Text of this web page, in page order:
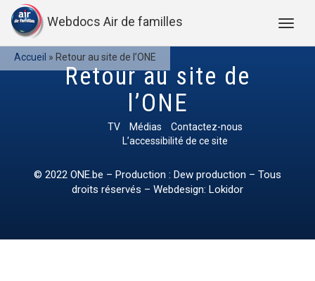
Webdocs Air de familles
Accueil » Retour au site de l’ONE
Retour au site de
l’ONE
TV Médias
Contactez-nous
L’accessibilité de ce site
© 2022 ONE.be – Production : Dew production – Tous
droits réservés – Webdesign: Lokidor